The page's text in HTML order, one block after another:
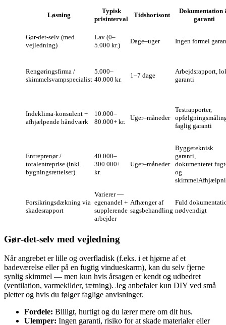
Løsning
Typisk
prisinterval
Tidshorisont
Dokumentation
garanti
Gør‑det‑selv (med
vejledning)
Lav (0–
5.000 kr.)
Dage–uger Ingen formel
Rengøringsfirma /
skimmelsvampspecialist
5.000–
40.000 kr.
1–7 dage
Arbejdsrapport,
garanti
Indeklima‑konsulent +
afhjælpende håndværk
10.000–
80.000+ kr.
Uger–måneder
Testrapporter,
faglig garanti
Entreprenør /
totalentreprise (inkl.
bygningsrettelser)
40.000–
300.000+
kr.
Uger–måneder
Byggeteknisk
garanti,
dokumenteret
og
Forsikringsdækning via
skadesrapport
Varierer —
egenandel +
supplerende
arbejder
Afhænger af
sagsbehandling
Fuld
nødvendigt
Gør‑det‑selv med vejledning
Når angrebet er lille og overfladisk (f.eks. i et hjørne af et
badeværelse eller på en fugtig vindueskarm), kan du selv fjerne
synlig skimmel — men kun hvis årsagen er kendt og udbedret
(ventilation, varmekilder, tætning). Jeg anbefaler kun DIY ved små
pletter og hvis du følger faglige anvisninger.
Fordele: Billigt, hurtigt og du lærer mere om dit hus.
Ulemper: Ingen garanti, risiko for at skade materialer eller